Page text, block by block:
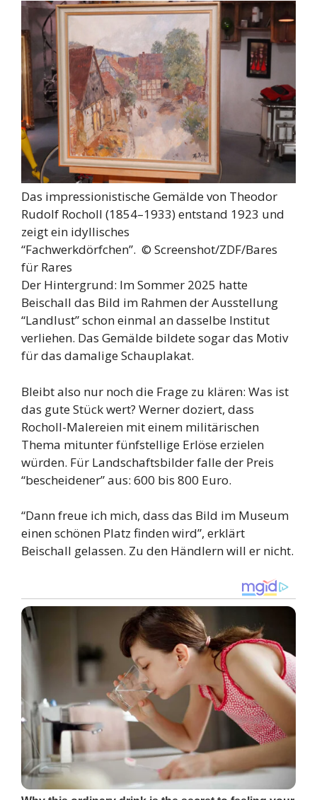
Das impressionistische Gemälde von Theodor
Rudolf Rocholl (1854–1933) entstand 1923 und
zeigt ein idyllisches
“Fachwerkdörfchen”. © Screenshot/ZDF/Bares
für Rares
Der Hintergrund: Im Sommer 2025 hatte
Beischall das Bild im Rahmen der Ausstellung
“Landlust” schon einmal an dasselbe Institut
verliehen. Das Gemälde bildete sogar das Motiv
für das damalige Schauplakat.
Bleibt also nur noch die Frage zu klären: Was ist
das gute Stück wert? Werner doziert, dass
Rocholl-Malereien mit einem militärischen
Thema mitunter fünfstellige Erlöse erzielen
würden. Für Landschaftsbilder falle der Preis
“bescheidener” aus: 600 bis 800 Euro.
“Dann freue ich mich, dass das Bild im Museum
einen schönen Platz finden wird”, erklärt
Beischall gelassen. Zu den Händlern will er nicht.